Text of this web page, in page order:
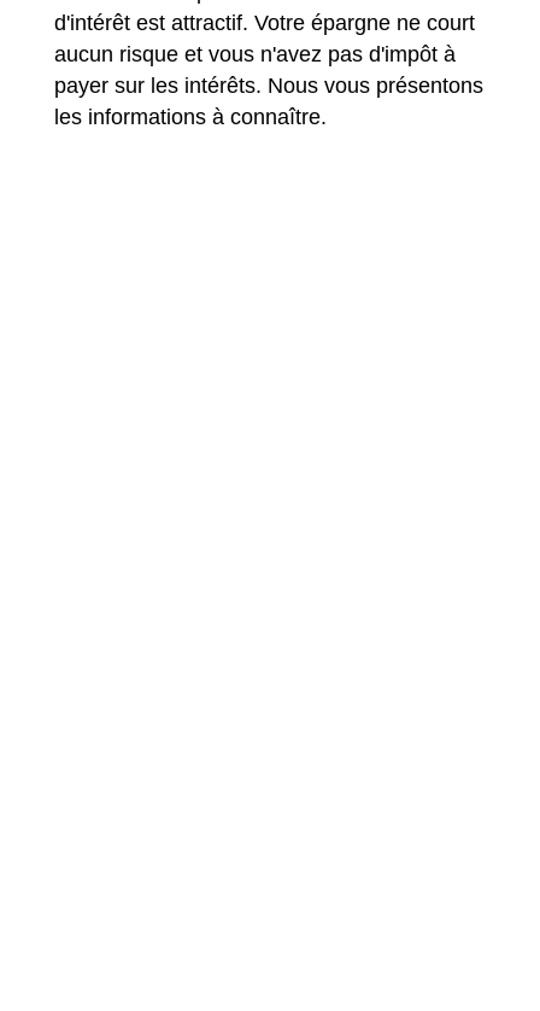
d'intérêt est attractif. Votre épargne ne court
aucun risque et vous n'avez pas d'impôt à
payer sur les intérêts. Nous vous présentons
les informations à connaître.